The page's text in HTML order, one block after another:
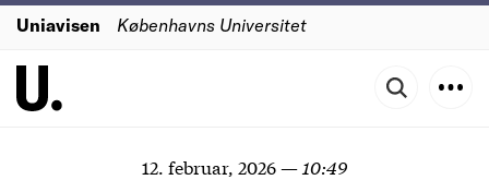
Uniavisen Københavns Universitet
12. februar, 2026— 10:49